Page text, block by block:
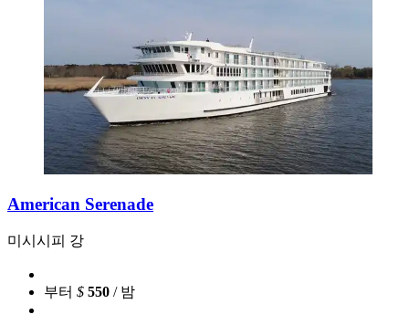
American Serenade
미시시피 강
부터 $ 550 / 밤